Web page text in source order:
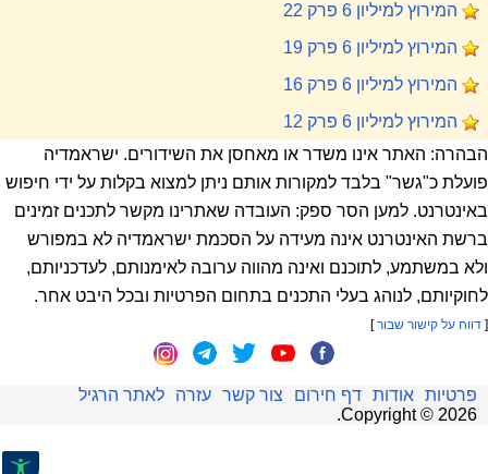
המירוץ למיליון 6 פרק 22
המירוץ למיליון 6 פרק 19
המירוץ למיליון 6 פרק 16
המירוץ למיליון 6 פרק 12
הבהרה: האתר אינו משדר או מאחסן את השידורים. ישראמדיה
פועלת כ"גשר" בלבד למקורות אותם ניתן למצוא בקלות על ידי חיפוש
באינטרנט. למען הסר ספק: העובדה שאתרינו מקשר לתכנים זמינים
ברשת האינטרנט אינה מעידה על הסכמת ישראמדיה לא במפורש
ולא במשתמע, לתוכנם ואינה מהווה ערובה לאימנותם, לעדכניותם,
לחוקיותם, לנוהג בעלי התכנים בתחום הפרטיות ובכל היבט אחר.
[ דווח על קישור שבור]
פרטיות אודות דף חירום צור קשר עזרה
לאתר הרגיל
Copyright © 2026
.